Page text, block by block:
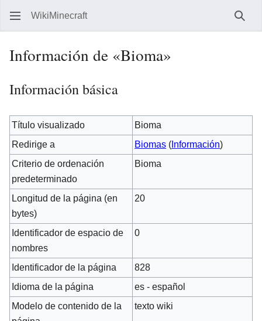
WikiMinecraft
Información de «Bioma»
Información básica
Título visualizado
Bioma
Redirige a
Biomas ( Información)
Criterio de ordenación
predeterminado
Bioma
Longitud de la página (en
bytes)
20
Identificador de espacio de
nombres
0
Identificador de la página
828
Idioma de la página
es - español
Modelo de contenido de la
texto wiki